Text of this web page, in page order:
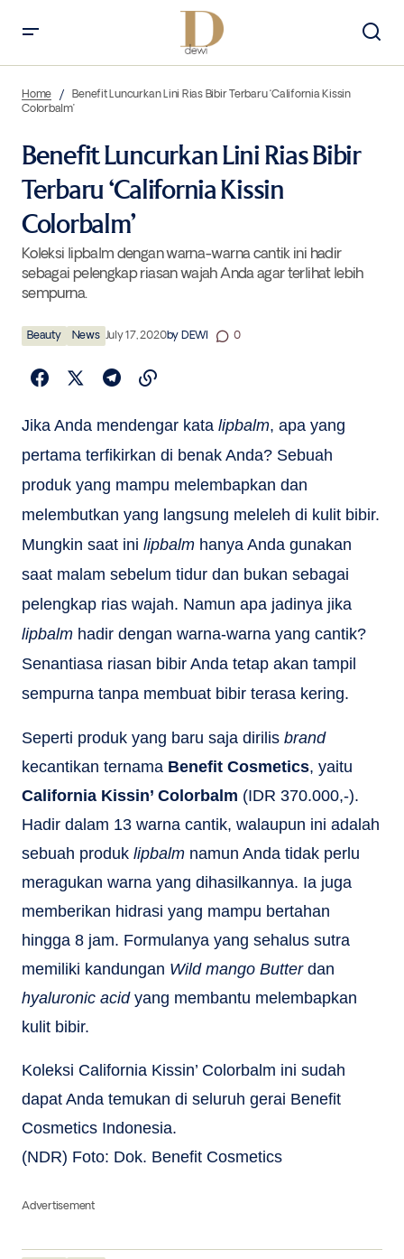
Home
Benefit Luncurkan Lini Rias Bibir Terbaru ‘California Kissin
Colorbalm’
Benefit Luncurkan Lini Rias Bibir
Terbaru ‘California Kissin
Colorbalm’
Koleksi lipbalm dengan warna-warna cantik ini hadir
sebagai pelengkap riasan wajah Anda agar terlihat lebih
sempurna.
Beauty News July 17, 2020by DEWI 0
Jika Anda mendengar kata lipbalm, apa yang
pertama terfikirkan di benak Anda? Sebuah
produk yang mampu melembapkan dan
melembutkan yang langsung meleleh di kulit bibir.
Mungkin saat ini lipbalm hanya Anda gunakan
saat malam sebelum tidur dan bukan sebagai
pelengkap rias wajah. Namun apa jadinya jika
lipbalm hadir dengan warna-warna yang cantik?
Senantiasa riasan bibir Anda tetap akan tampil
sempurna tanpa membuat bibir terasa kering.
Seperti produk yang baru saja dirilis brand
kecantikan ternama Benefit Cosmetics, yaitu
California Kissin’ Colorbalm (IDR 370.000,-).
Hadir dalam 13 warna cantik, walaupun ini adalah
sebuah produk lipbalm namun Anda tidak perlu
meragukan warna yang dihasilkannya. Ia juga
memberikan hidrasi yang mampu bertahan
hingga 8 jam. Formulanya yang sehalus sutra
memiliki kandungan Wild mango Butterdan
hyaluronic acid yang membantu melembapkan
kulit bibir.
Koleksi California Kissin’ Colorbalm ini sudah
dapat Anda temukan di seluruh gerai Benefit
Cosmetics Indonesia.
(NDR) Foto: Dok. Benefit Cosmetics
Advertisement